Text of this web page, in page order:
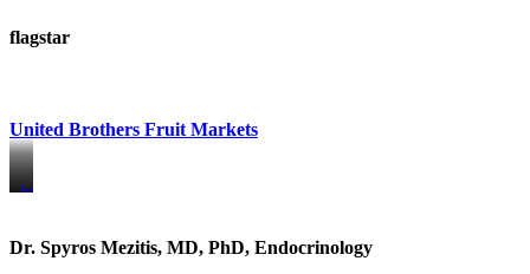
flagstar
United Brothers Fruit Markets
https://www.unitedbrothersfruitmarkets.com/
https://www.unitedbrothersfruitmarkets.com/
Dr. Spyros Mezitis, MD, PhD, Endocrinology